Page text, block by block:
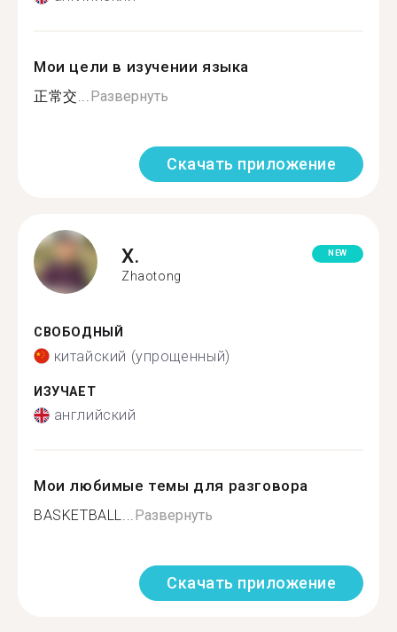
Мои цели в изучении языка
正常交...Развернуть
Скачать приложение
X.
Zhaotong
NEW
СВОБОДНЫЙ
китайский (упрощенный)
ИЗУЧАЕТ
английский
Мои любимые темы для разговора
BASKETBALL...Развернуть
Скачать приложение